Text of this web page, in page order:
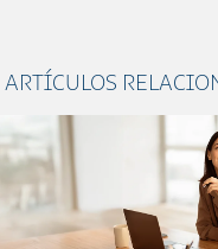
ARTÍCULOS